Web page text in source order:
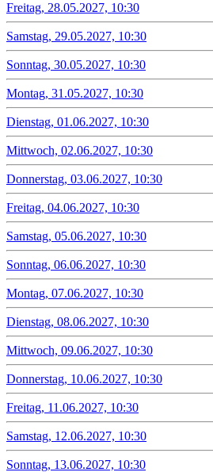
Freitag, 28.05.2027, 10:30
Samstag, 29.05.2027, 10:30
Sonntag, 30.05.2027, 10:30
Montag, 31.05.2027, 10:30
Dienstag, 01.06.2027, 10:30
Mittwoch, 02.06.2027, 10:30
Donnerstag, 03.06.2027, 10:30
Freitag, 04.06.2027, 10:30
Samstag, 05.06.2027, 10:30
Sonntag, 06.06.2027, 10:30
Montag, 07.06.2027, 10:30
Dienstag, 08.06.2027, 10:30
Mittwoch, 09.06.2027, 10:30
Donnerstag, 10.06.2027, 10:30
Freitag, 11.06.2027, 10:30
Samstag, 12.06.2027, 10:30
Sonntag, 13.06.2027, 10:30